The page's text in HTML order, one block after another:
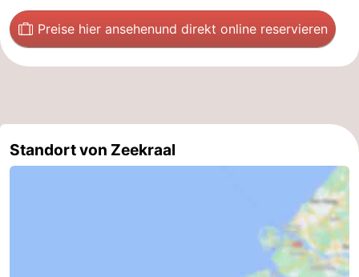
Schouwen-
Duiveland
Bruinisse
-
Zierikzee
-
Preise hier ansehenund direkt online reservieren
Standort von Zeekraal